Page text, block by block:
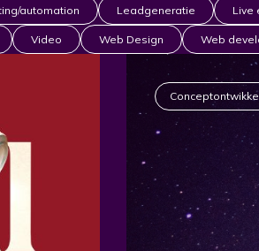
automation Leadgeneratie Live
Video Web Design Web